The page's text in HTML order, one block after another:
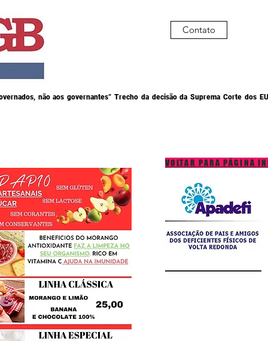
não aos governantes” Trecho da decisão da Suprema Corte dos
Contato
VOLTAR PARA PÁGINA